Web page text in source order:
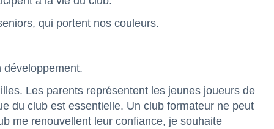
qui portent nos couleurs.
développement.
Les parents représentent les jeunes joueurs de
du club est essentielle. Un club formateur ne peut
me renouvellent leur confiance, je souhaite